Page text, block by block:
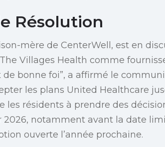
Résolution
mère de CenterWell, est en
Villages Health comme
bonne foi”, a affirmé le
les plans United Healthcare
les résidents à prendre des
2026, notamment avant la date
ouverte l’année prochaine.